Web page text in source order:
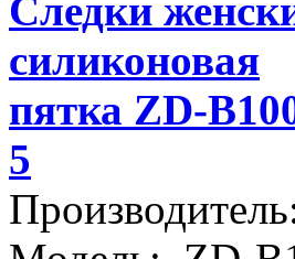
Следки
силиконовая
пятка ZD-
5